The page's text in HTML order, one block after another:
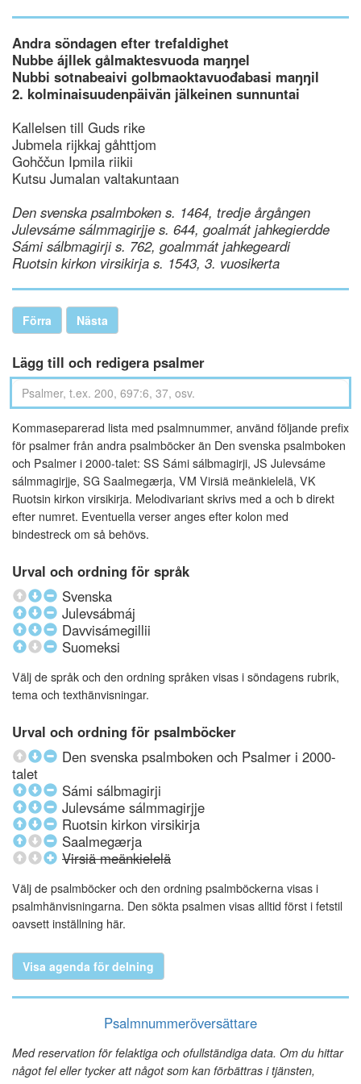
Andra söndagen efter trefaldighet
Nubbe ájllek gålmaktesvuoda maŋŋel
Nubbi sotnabeaivi golbmaoktavuođabasi maŋŋil
2. kolminaisuudenpäivän jälkeinen sunnuntai
Kallelsen till Guds rike
Jubmela rijkkaj gåhttjom
Gohččun Ipmila riikii
Kutsu Jumalan valtakuntaan
Den svenska psalmboken s. 1464, tredje årgången
Julevsáme sálmmagirjje s. 644, goalmát jahkegierdde
Sámi sálbmagirji s. 762, goalmmát jahkegeardi
Ruotsin kirkon virsikirja s. 1543, 3. vuosikerta
Förra Nästa
Lägg till och redigera psalmer
Kommaseparerad lista med psalmnummer, använd följande prefix
för psalmer från andra psalmböcker än Den svenska psalmboken
och Psalmer i 2000-talet: SS Sámi sálbmagirji, JS Julevsáme
sálmmagirjje, SG Saalmegærja, VM Virsiä meänkielelä, VK
Ruotsin kirkon virsikirja. Melodivariant skrivs med a och b direkt
efter numret. Eventuella verser anges efter kolon med
bindestreck om så behövs.
Urval och ordning för språk
Svenska
Julevsábmáj
Davvisámegillii
Suomeksi
Välj de språk och den ordning språken visas i söndagens rubrik,
tema och texthänvisningar.
Urval och ordning för psalmböcker
Den svenska psalmboken och Psalmer i 2000-
talet
Sámi sálbmagirji
Julevsáme sálmmagirjje
Ruotsin kirkon virsikirja
Saalmegærja
Virsiä meänkielelä
Välj de psalmböcker och den ordning psalmböckerna visas i
psalmhänvisningarna. Den sökta psalmen visas alltid först i fetstil
oavsett inställning här.
Visa agenda för delning
Psalmnummeröversättare
Med reservation för felaktiga och ofullständiga data. Om du hittar
något fel eller tycker att något som kan förbättras i tjänsten,